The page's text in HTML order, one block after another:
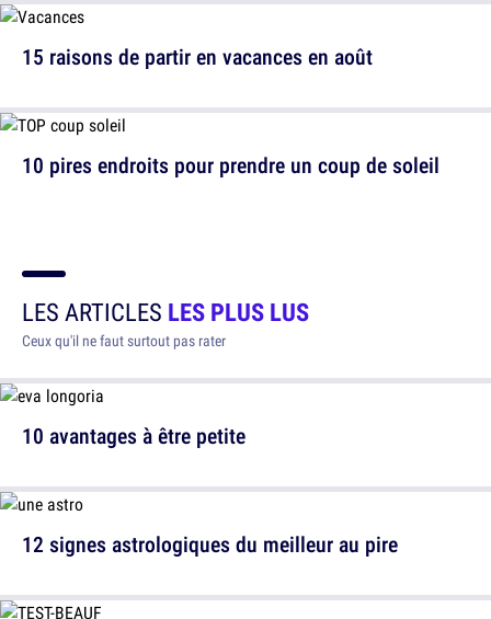
15 raisons de partir en vacances en août
10 pires endroits pour prendre un coup de soleil
LES ARTICLES LES PLUS LUS
Ceux qu'il ne faut surtout pas rater
10 avantages à être petite
12 signes astrologiques du meilleur au pire